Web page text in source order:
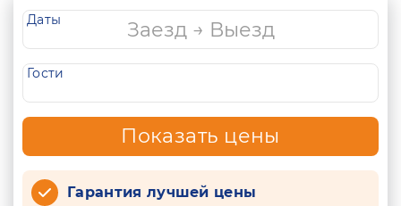
Даты
Гости
Показать цены
Гарантия лучшей цены